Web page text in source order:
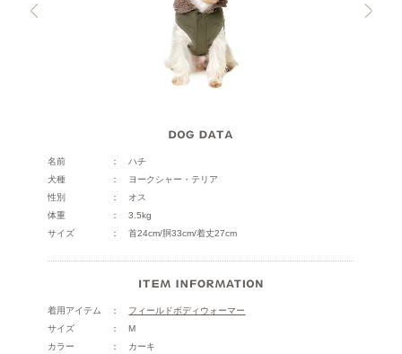
名前
ハチ
犬種
ヨークシャー・テリア
性別
オス
体重
3.5kg
サイズ
首24cm/胴33cm/着丈27cm
着用アイテム
フィールドボディウォーマー
サイズ
M
カラー
カーキ